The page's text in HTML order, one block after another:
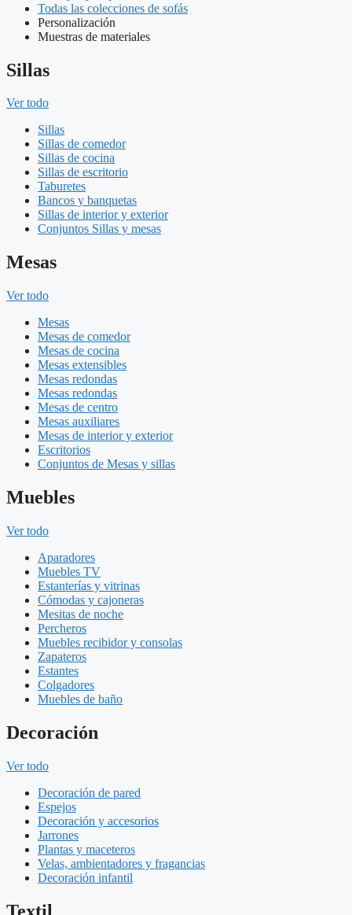
Todas las colecciones de sofás
Personalización
Muestras de materiales
Sillas
Ver todo
Sillas
Sillas de comedor
Sillas de cocina
Sillas de escritorio
Taburetes
Bancos y banquetas
Sillas de interior y exterior
Conjuntos Sillas y mesas
Mesas
Ver todo
Mesas
Mesas de comedor
Mesas de cocina
Mesas extensibles
Mesas redondas
Mesas redondas
Mesas de centro
Mesas auxiliares
Mesas de interior y exterior
Escritorios
Conjuntos de Mesas y sillas
Muebles
Ver todo
Aparadores
Muebles TV
Estanterías y vitrinas
Cómodas y cajoneras
Mesitas de noche
Percheros
Muebles recibidor y consolas
Zapateros
Estantes
Colgadores
Muebles de baño
Decoración
Ver todo
Decoración de pared
Espejos
Decoración y accesorios
Jarrones
Plantas y maceteros
Velas, ambientadores y fragancias
Decoración infantil
Textil